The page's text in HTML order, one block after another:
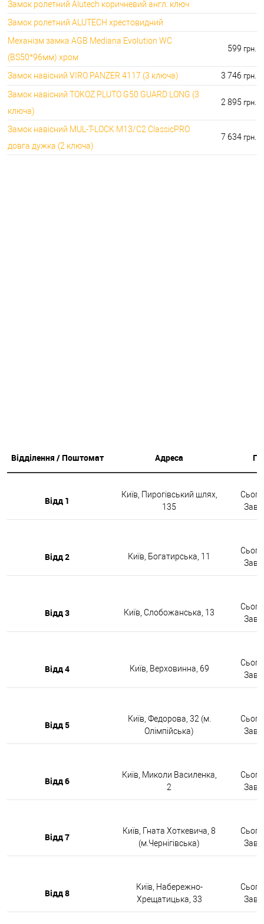
Замок ролетний Alutech коричневий англ. ключ
Замок ролетний ALUTECH хрестовидний
Механізм замка AGB Mediana Evolution WC
(BS50*96мм) хром
599 грн.
Замок навісний VIRO PANZER 4117 (3 ключа) 3 746 грн.
Замок навісний TOKOZ PLUTO G50 GUARD LONG (3
ключа)
2 895 грн.
Замок навісний MUL-T-LOCK M13/C2 ClassicPRO
довга дужка (2 ключа)
7 634 грн.
Відділення / Поштомат Адреса
Відд 1
Київ, Пирогівський шлях,
135
Відд 2 Київ, Богатирська, 11
Відд 3 Київ, Слобожанська, 13
Відд 4 Київ, Верховинна, 69
Відд 5
Київ, Федорова, 32 (м.
Олімпійська)
Відд 6
Київ, Миколи Василенка,
2
Відд 7
Київ, Гната Хоткевича, 8
(м.Чернігівська)
Відд 8
Київ, Набережно-
Хрещатицька, 33